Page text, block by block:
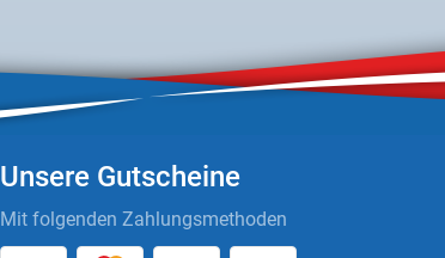
Unsere Gutscheine
Mit folgenden Zahlungsmethoden